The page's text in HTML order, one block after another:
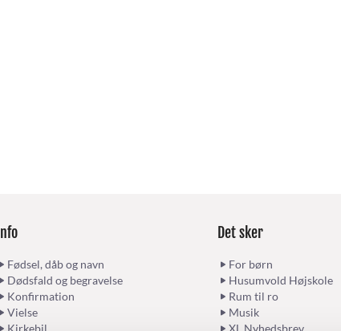
Info
Fødsel, dåb og navn
Dødsfald og begravelse
Konfirmation
Vielse
Det sker
For børn
Husumvold Højskole
Rum til ro
Musik